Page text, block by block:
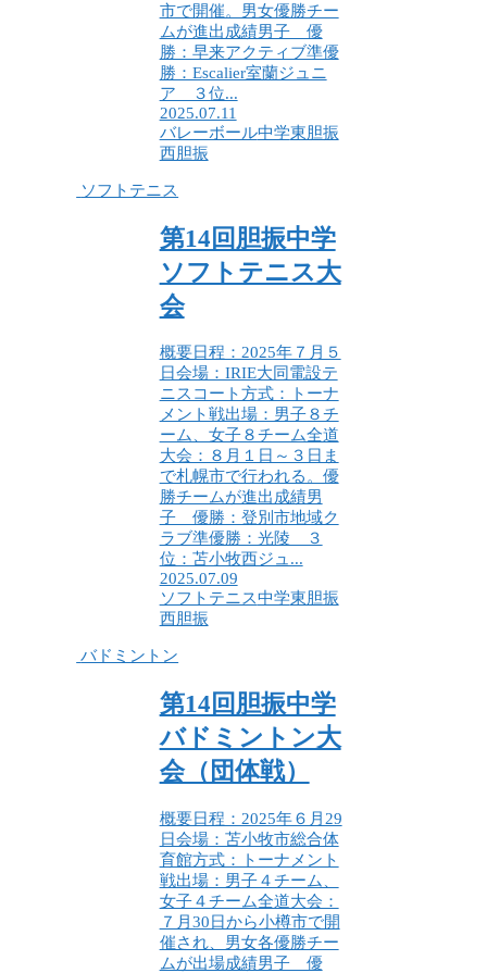
市で開催。男女優勝チー
ムが進出成績男子 優
勝：早来アクティブ準優
勝：Escalier室蘭ジュニ
ア ３位...
2025.07.11
バレーボール中学東胆振
西胆振
ソフトテニス
第14回胆振中学
ソフトテニス大
会
概要日程：2025年７月５
日会場：IRIE大同電設テ
ニスコート方式：トーナ
メント戦出場：男子８チ
ーム、女子８チーム全道
大会：８月１日～３日ま
で札幌市で行われる。優
勝チームが進出成績男
子 優勝：登別市地域ク
ラブ準優勝：光陵 ３
位：苫小牧西ジュ...
2025.07.09
ソフトテニス中学東胆振
西胆振
バドミントン
第14回胆振中学
バドミントン大
会（団体戦）
概要日程：2025年６月29
日会場：苫小牧市総合体
育館方式：トーナメント
戦出場：男子４チーム、
女子４チーム全道大会：
７月30日から小樽市で開
催され、男女各優勝チー
ムが出場成績男子 優